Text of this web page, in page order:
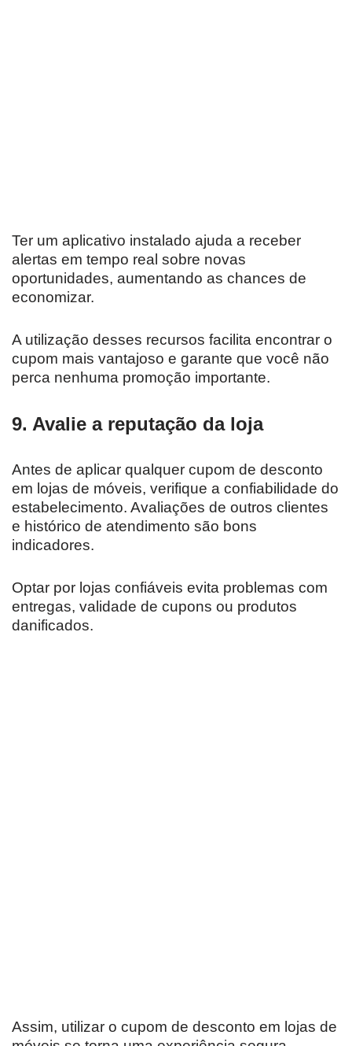
Ter um aplicativo instalado ajuda a receber
alertas em tempo real sobre novas
oportunidades, aumentando as chances de
economizar.
A utilização desses recursos facilita encontrar o
cupom mais vantajoso e garante que você não
perca nenhuma promoção importante.
9. Avalie a reputação da loja
Antes de aplicar qualquer cupom de desconto
em lojas de móveis, verifique a confiabilidade do
estabelecimento. Avaliações de outros clientes
e histórico de atendimento são bons
indicadores.
Optar por lojas confiáveis evita problemas com
entregas, validade de cupons ou produtos
danificados.
Assim, utilizar o cupom de desconto em lojas de